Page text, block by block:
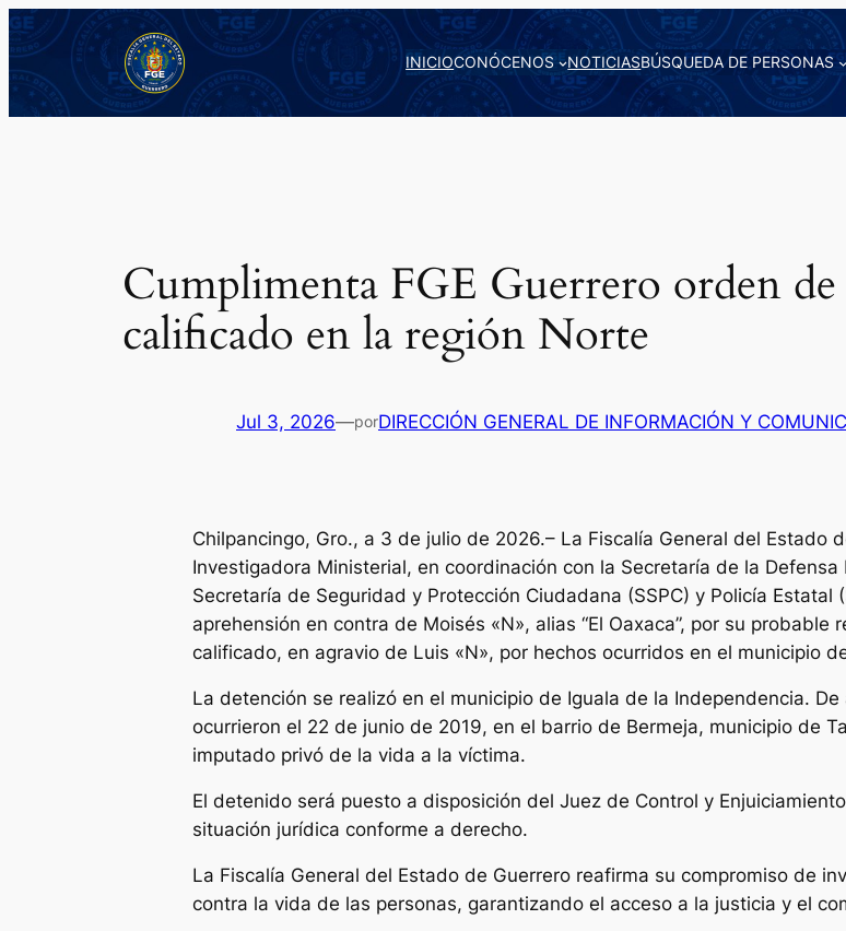
Saltar
al
contenido
INICIOCONÓCENOS NOTICIASBÚSQUEDA DE PERSONAS
Cumplimenta FGE Guerrero orden
calificado en la región Norte
Jul 3, 2026—porDIRECCIÓN GENERAL DE INFORMACIÓN Y
Chilpancingo, Gro., a 3 de julio de 2026.– La Fiscalía General del Estado
Investigadora Ministerial, en coordinación con la Secretaría de la Defensa
Secretaría de Seguridad y Protección Ciudadana (SSPC) y Policía Estatal
aprehensión en contra de Moisés «N», alias “El Oaxaca”, por su
calificado, en agravio de Luis «N», por hechos ocurridos en el municipio
La detención se realizó en el municipio de Iguala de la Independencia.
ocurrieron el 22 de junio de 2019, en el barrio de Bermeja, municipio de
imputado privó de la vida a la víctima.
El detenido será puesto a disposición del Juez de Control y
situación jurídica conforme a derecho.
La Fiscalía General del Estado de Guerrero reafirma su compromiso de
contra la vida de las personas, garantizando el acceso a la justicia y el